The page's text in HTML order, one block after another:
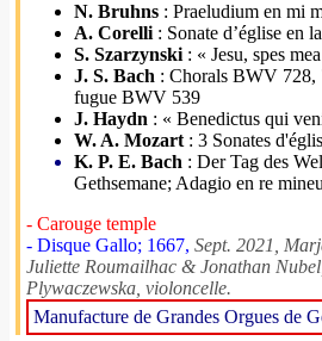
N. Bruhns : Praeludium en mi
A. Corelli : Sonate d’église en
S. Szarzynski : « Jesu, spes
J. S. Bach : Chorals BWV 728,
fugue BWV 539
J. Haydn : « Benedictus qui
W. A. Mozart : 3 Sonates
K. P. E. Bach : Der Tag des
Gethsemane; Adagio en re
- Carouge temple
- Disque Gallo; 1667, Sept. 2021,
Juliette Roumailhac & Jonathan
Plywaczewska, violoncelle.
Manufacture de Grandes Orgues de